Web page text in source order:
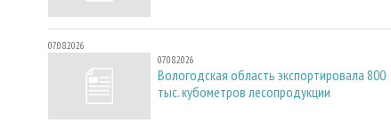
07.08.2026
07.08.2026
Вологодская область экспортировала 800
тыс. кубометров лесопродукции